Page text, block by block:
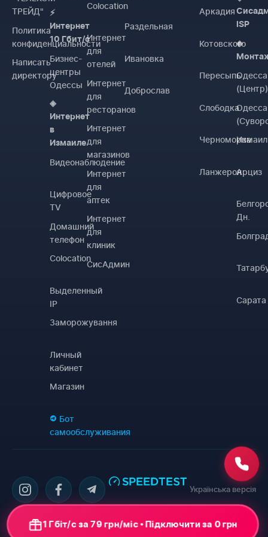
ТРЕЙД"
Политика
конфиденциальности
Написать
директору
⚡
Интернет
10 Гбит/с
Бизнес-
центры
Одессы
◈
Интернет
в
Измаиле
Видеонаблюдение
Цифровое
TV
Домашний
телефон
Colocation
Выделенный
IP
Заморожування
Личный
кабинет
Магазин
Бот
самообслуживания
Colocation
Интернет
для
отелей
Интернет
для
ресторанов
Интернет
для
магазинов
Интернет
для
аптек
Интернет
для
клиник
СисАдмин
Раздельная
Ивановка
Доброслав
Аркадия
Котовского
Пересыпь
Слободка
Черноморка
Ланжерон
ISP
◈
Одесса
(Центр)
Одесса
Измаил
Арциз
Дн.
Сарата
Українська версія
1 Гбіт/с за 79 грн/міс • Підключити за 0 грн